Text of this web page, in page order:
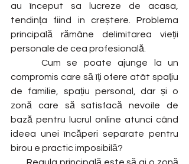
au început sa lucreze de acasa,
tendința fiind in creștere. Problema
principală rămâne delimitarea vieții
personale de cea profesională.
compromis care să îți ofere atât spațiu
de familie, spațiu personal, dar și o
zonă care să satisfacă nevoile de
bază pentru lucrul online atunci când
ideea unei încăperi separate pentru
birou e practic imposibilă?